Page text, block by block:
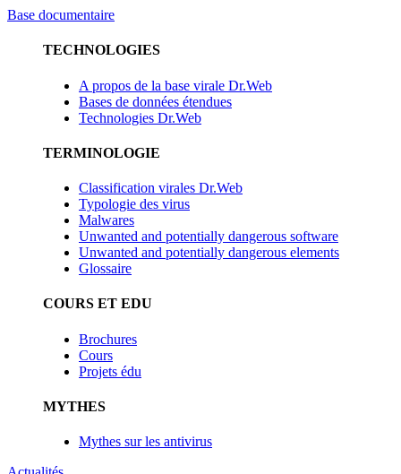
Base documentaire
TECHNOLOGIES
A propos de la base virale Dr.Web
Bases de données étendues
Technologies Dr.Web
TERMINOLOGIE
Classification virales Dr.Web
Typologie des virus
Malwares
Unwanted and potentially dangerous software
Unwanted and potentially dangerous elements
Glossaire
COURS ET EDU
Brochures
Cours
Projets édu
MYTHES
Mythes sur les antivirus